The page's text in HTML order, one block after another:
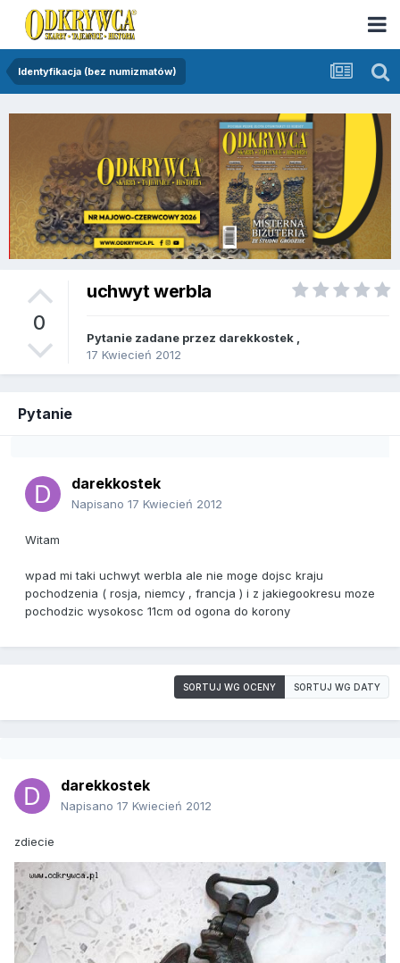
Identyfikacja (bez numizmatów)
0
uchwyt werbla
Pytanie zadane przez darekkostek
17 Kwiecień 2012
Pytanie
darekkostek
Napisano 17 Kwiecień 2012
Witam
wpad mi taki uchwyt werbla ale nie moge dojsc kraju
pochodzenia ( rosja, niemcy , francja ) i z jakiegookresu moze
pochodzic wysokosc 11cm od ogona do korony
SORTUJ WG OCENY SORTUJ WG DATY
darekkostek
Napisano 17 Kwiecień 2012
zdiecie